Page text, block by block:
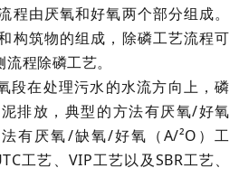
程由厌氧和好氧两个部分组成。
构筑物的组成，除磷工艺流程可
程除磷工艺。
段在处理污水的水流方向上，磷
排放，典型的方法有厌氧/好氧
法有厌氧/缺氧/好氧（A/²O）工
工艺、VIP工艺以及SBR工艺、